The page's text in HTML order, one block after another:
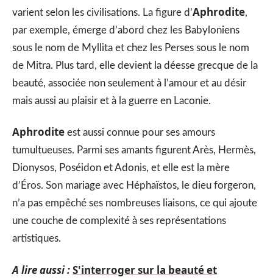
varient selon les civilisations. La figure d’Aphrodite,
par exemple, émerge d’abord chez les Babyloniens
sous le nom de Myllita et chez les Perses sous le nom
de Mitra. Plus tard, elle devient la déesse grecque de la
beauté, associée non seulement à l’amour et au désir
mais aussi au plaisir et à la guerre en Laconie.
Aphrodite est aussi connue pour ses amours
tumultueuses. Parmi ses amants figurent Arès, Hermès,
Dionysos, Poséidon et Adonis, et elle est la mère
d’Éros. Son mariage avec Héphaïstos, le dieu forgeron,
n’a pas empêché ses nombreuses liaisons, ce qui ajoute
une couche de complexité à ses représentations
artistiques.
A lire aussi :S'interroger sur la beauté et